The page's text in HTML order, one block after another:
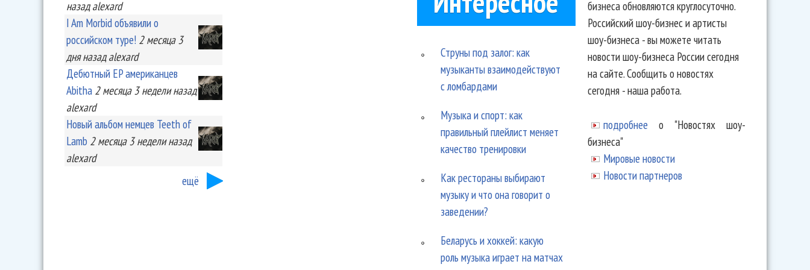
назад alexard
I Am Morbid объявили о
российском туре! 2 месяца 3
дняназад alexard
Дебютный EP американцев
Abitha 2 месяца 3 неделиназад
alexard
Новый альбом немцев Teeth of
Lamb 2 месяца 3 неделиназад
alexard
ещё
Струны под залог: как
музыканты взаимодействуют
с ломбардами
Музыка и спорт: как
правильный плейлист меняет
качество тренировки
Как рестораны выбирают
музыку и что она говорит о
заведении?
Беларусь и хоккей: какую
роль музыка играет на матчах
бизнеса обновляются круглосуточно.
Российский шоу-бизнес и артисты
шоу-бизнеса - вы можете читать
новости шоу-бизнеса России сегодня
на сайте. Сообщить о новостях
сегодня - наша работа.
подробнее о "Новостях шоу-
бизнеса"
Мировые новости
Новости партнеров